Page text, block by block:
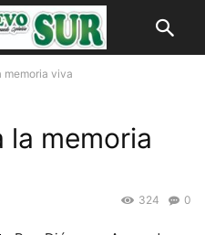
memoria viva
la memoria
0
324